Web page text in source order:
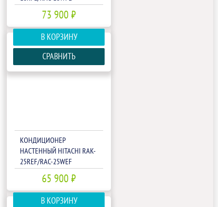
73 900 ₽
В КОРЗИНУ
СРАВНИТЬ
КОНДИЦИОНЕР
НАСТЕННЫЙ HITACHI RAK-
25REF/RAC-25WEF
65 900 ₽
В КОРЗИНУ